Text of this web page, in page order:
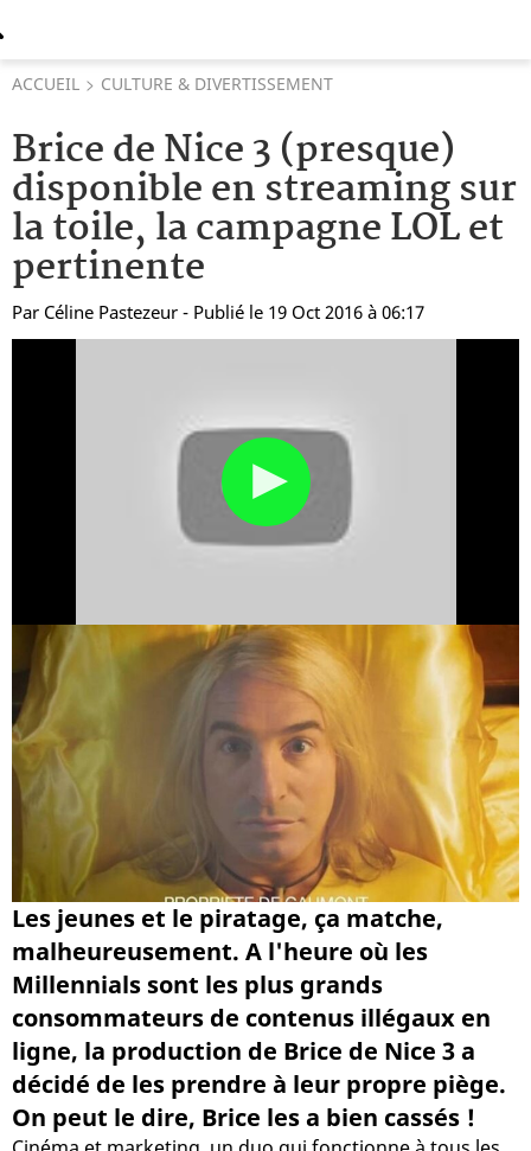
ACCUEIL CULTURE & DIVERTISSEMENT
Brice de Nice 3 (presque)
disponible en streaming sur
la toile, la campagne LOL et
pertinente
Par Céline Pastezeur - Publié le 19 Oct 2016 à 06:17
Les jeunes et le piratage, ça matche,
malheureusement. A l'heure où les
Millennials sont les plus grands
consommateurs de contenus illégaux en
ligne, la production de Brice de Nice 3 a
décidé de les prendre à leur propre piège.
On peut le dire, Brice les a bien cassés !